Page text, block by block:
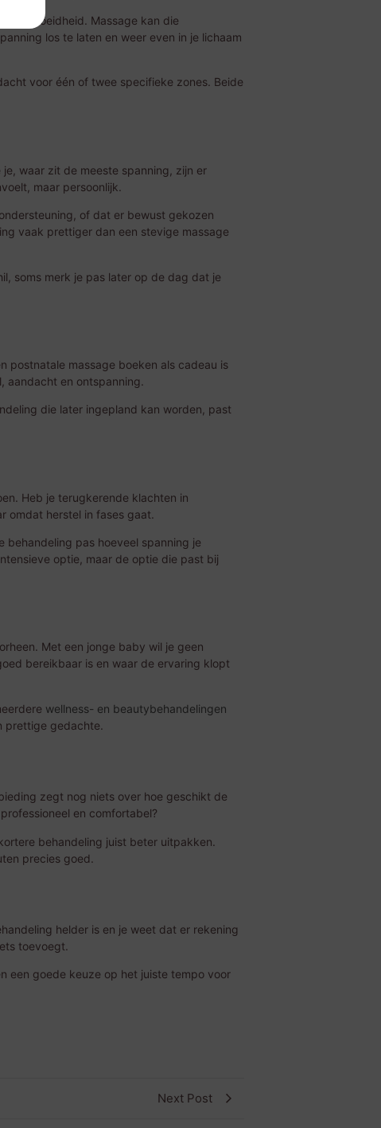
vermoeidheid. Massage kan die
los te laten en weer even in je lichaam
voor één of twee specifieke zones. Beide
waar zit de meeste spanning, zijn er
maar persoonlijk.
of dat er bewust gekozen
vaak prettiger dan een stevige massage
soms merk je pas later op de dag dat je
postnatale massage boeken als cadeau is
aandacht en ontspanning.
die later ingepland kan worden, past
Heb je terugkerende klachten in
omdat herstel in fases gaat.
behandeling pas hoeveel spanning je
optie, maar de optie die past bij
Met een jonge baby wil je geen
bereikbaar is en waar de ervaring klopt
wellness- en beautybehandelingen
prettige gedachte.
zegt nog niets over hoe geschikt de
en comfortabel?
behandeling juist beter uitpakken.
precies goed.
helder is en je weet dat er rekening
toevoegt.
een goede keuze op het juiste tempo voor
Next Post